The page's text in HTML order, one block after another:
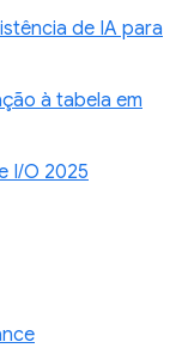
de IA para
à tabela em
I/O 2025